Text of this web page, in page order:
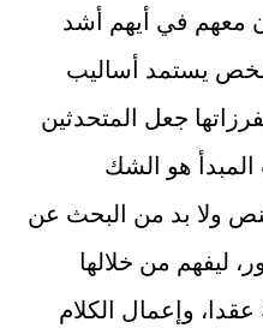
معهم في أيهم أشد
يستمد أساليب
جعل المتحدثين
هو الشك
ولا بد من البحث عن
ليفهم من خلالها
وإعمال الكلام